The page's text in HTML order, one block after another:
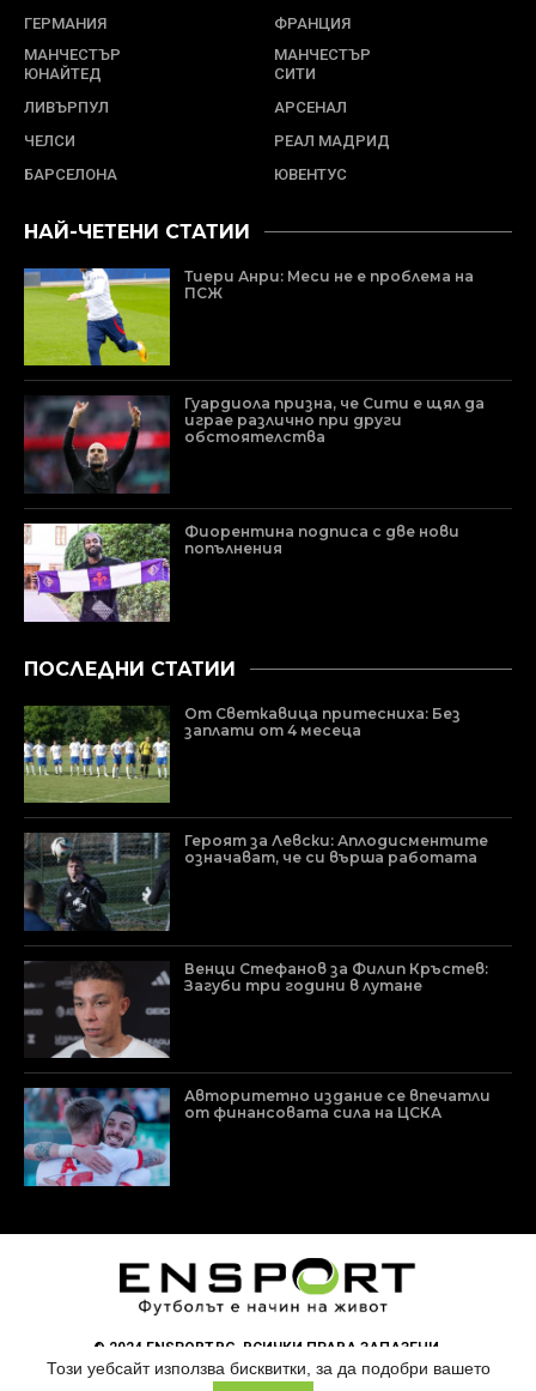
ГЕРМАНИЯ
ФРАНЦИЯ
МАНЧЕСТЪР
ЮНАЙТЕД
МАНЧЕСТЪР
СИТИ
ЛИВЪРПУЛ
АРСЕНАЛ
ЧЕЛСИ
РЕАЛ МАДРИД
БАРСЕЛОНА
ЮВЕНТУС
НАЙ-ЧЕТЕНИ СТАТИИ
Тиери Анри: Меси не е проблема на
ПСЖ
Гуардиола призна, че Сити е щял да
играе различно при други
обстоятелства
Фиорентина подписа с две нови
попълнения
ПОСЛЕДНИ СТАТИИ
От Светкавица притесниха: Без
заплати от 4 месеца
Героят за Левски: Аплодисментите
означават, че си върша работата
Венци Стефанов за Филип Кръстев:
Загуби три години в лутане
Авторитетно издание се впечатли
от финансовата сила на ЦСКА
© 2024 ENSPORT.BG. ВСИЧКИ ПРАВА ЗАПАЗЕНИ.
Този уебсайт използва бисквитки, за да подобри вашето